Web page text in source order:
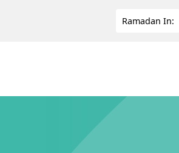
Ramadan In: